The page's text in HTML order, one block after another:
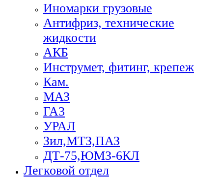
Иномарки грузовые
Антифриз, технические
жидкости
АКБ
Инструмет, фитинг, крепеж
Кам.
МАЗ
ГА3
УРАЛ
Зил,МТЗ,ПАЗ
ДТ-75,ЮМЗ-6КЛ
Легковой отдел